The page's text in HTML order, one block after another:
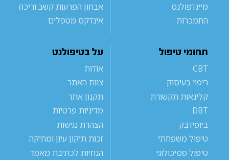
מיינדפולנס
התמכרות
אבחון הפרעות קשב וריכוז
אינדקס מטפלים
תחומי טיפול
CBT
ריפוי בעיסוק
קלינאות תקשורת
DBT
ביופידבק
טיפול משפחתי
טיפול פסיכולוגי
על בטיפולנט
אודות
צוות האתר
תקנון אתר
מדיניות פרטיות
הצהרת נגישות
זכות תיקון עיון ומחיקה
הנחיות לכתיבת מאמר